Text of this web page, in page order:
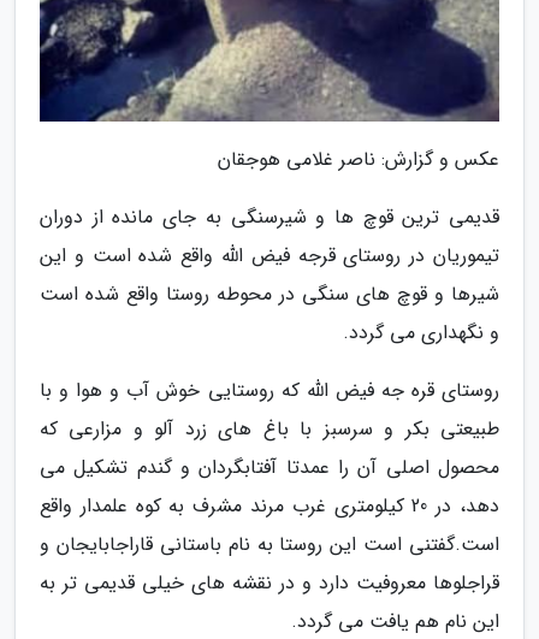
عکس و گزارش: ناصر غلامی هوجقان
قدیمی ترین قوچ ها و شیرسنگی به جای مانده از دوران
تیموریان در روستای قرجه فیض الله واقع شده است و این
شیرها و قوچ های سنگی در محوطه روستا واقع شده است
و نگهداری می گردد.
روستای قره جه فیض الله که روستایی خوش آب و هوا و با
طبیعتی بکر و سرسبز با باغ های زرد آلو و مزارعی که
محصول اصلی آن را عمدتا آفتابگردان و گندم تشکیل می
دهد، در 20 کیلومتری غرب مرند مشرف به کوه علمدار واقع
است.گفتنی است این روستا به نام باستانی قاراجابایجان و
قراجلوها معروفیت دارد و در نقشه های خیلی قدیمی تر به
این نام هم یافت می گردد.